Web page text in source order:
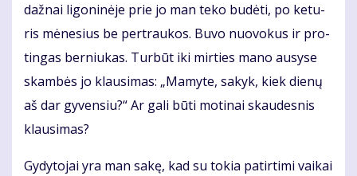
daž­nai li­go­ni­nė­je prie jo man te­ko bu­dė­ti, po ke­tu­
ris mė­ne­sius be per­trau­kos. Bu­vo nuo­vo­kus ir pro­
tin­gas ber­niu­kas. Tur­būt iki mir­ties ma­no au­sy­se
skam­bės jo klau­si­mas: „Ma­my­te, sa­kyk, kiek die­nų
aš dar gy­ven­siu?“ Ar ga­li bū­ti mo­ti­nai skau­des­nis
klau­si­mas?
Gy­dy­to­jai yra man sa­kę, kad su to­kia pa­tir­ti­mi vai­kai